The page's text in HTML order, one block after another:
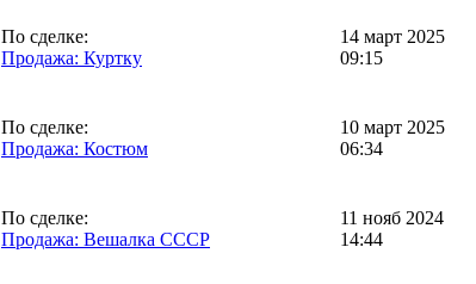
По сделке:
Продажа: Куртку
14 март 2025
09:15
По сделке:
Продажа: Костюм
10 март 2025
06:34
По сделке:
Продажа: Вешалка СССР
11 нояб 2024
14:44